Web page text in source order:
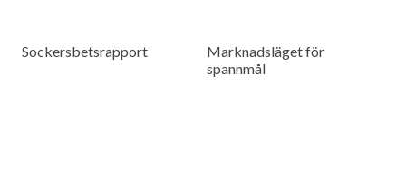
Sockersbetsrapport
Marknadsläget för
spannmål